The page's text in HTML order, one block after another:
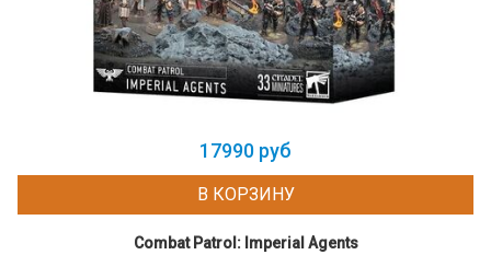
17990 руб
В КОРЗИНУ
Combat Patrol: Imperial Agents